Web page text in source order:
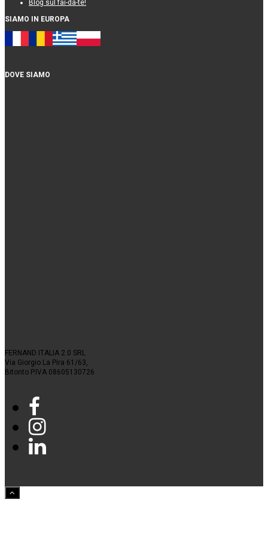
Blog sul fai-da-te!
SIAMO IN EUROPA
DOVE SIAMO
FERNAND ITALIA 2.0 SRL
Via Giorgio La Pira 61/63,
Bitonto P.IVA 08605130726